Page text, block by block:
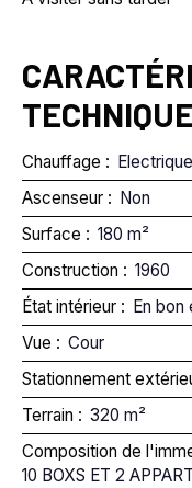
Chauffage :
Ascenseur : Non
Surface : 180 m²
Construction : 1960
État intérieur : En bon
Vue : Cour
Stationnement
Terrain : 320 m²
Composition de
10 BOXS ET 2